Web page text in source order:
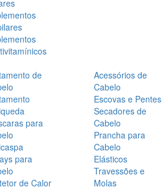
de
para
para
de Calor
Acessórios de
Cabelo
Escovas e Pentes
Secadores de
Cabelo
Prancha para
Cabelo
Elásticos
Travessões e
Molas